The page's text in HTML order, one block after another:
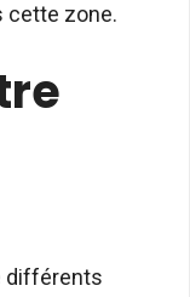
cette zone.
différents